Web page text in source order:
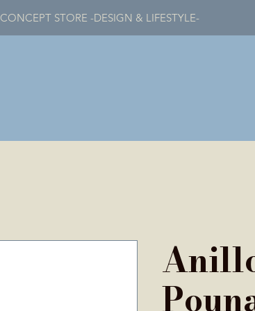
CONCEPT STORE -DESIGN & LIFESTYLE-